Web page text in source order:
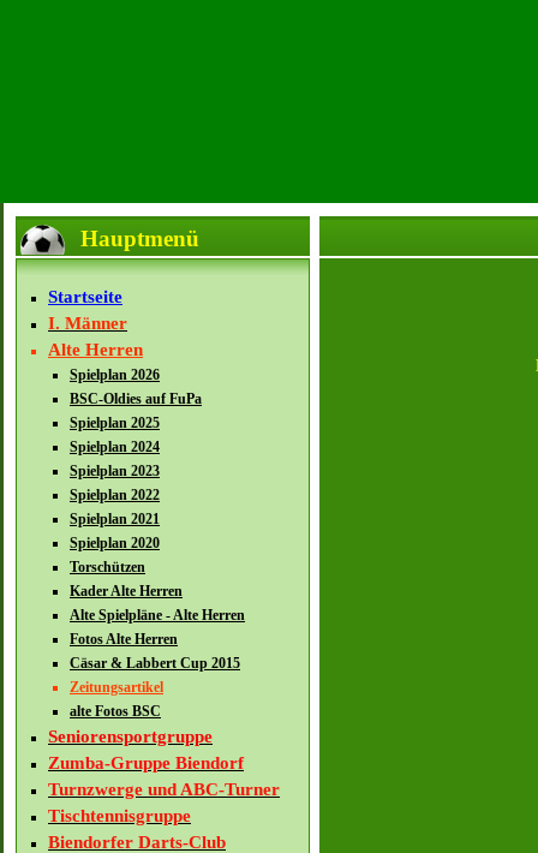
Hauptmenü
Startseite
I. Männer
Alte Herren
Spielplan 2026
BSC-Oldies auf FuPa
Spielplan 2025
Spielplan 2024
Spielplan 2023
Spielplan 2022
Spielplan 2021
Spielplan 2020
Torschützen
Kader Alte Herren
Alte Spielpläne - Alte Herren
Fotos Alte Herren
Cäsar & Labbert Cup 2015
Zeitungsartikel
alte Fotos BSC
Seniorensportgruppe
Zumba-Gruppe Biendorf
Turnzwerge und ABC-Turner
Tischtennisgruppe
Biendorfer Darts-Club